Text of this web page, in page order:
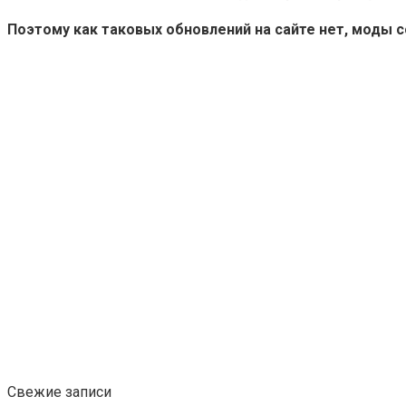
Поэтому как таковых обновлений на сайте нет, моды
Свежие записи